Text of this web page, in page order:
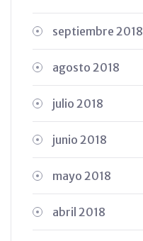
septiembre 2018
agosto 2018
julio 2018
junio 2018
mayo 2018
abril 2018